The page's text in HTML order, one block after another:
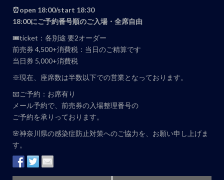
⏰open 18:00/start 18:30
18:00にご予約番号順のご入場・全席自由
🎟ticket：各別途 要2オーダー
前売券 4,500+消費税：当日のご精算です
当日券 5,000+消費税
※現在、座席数は半数以下での営業となっております。
📧ご予約：お席有り
メール予約で、前売券の入場整理番号の
ご予約を承りっております。
🌸神奈川県の感染症防止対策へのご協力を、お願い申し上げま
す。